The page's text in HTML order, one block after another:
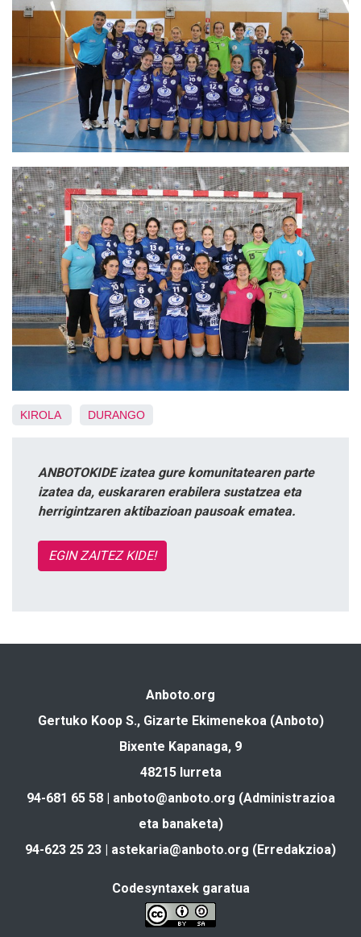
KIROLA DURANGO
ANBOTOKIDE izatea gure komunitatearen parte
izatea da, euskararen erabilera sustatzea eta
herrigintzaren aktibazioan pausoak ematea.
EGIN ZAITEZ KIDE!
Anboto.org
Gertuko Koop S., Gizarte Ekimenekoa (Anboto)
Bixente Kapanaga, 9
48215 Iurreta
94-681 65 58 | anboto@anboto.org (Administrazioa
eta banaketa)
94-623 25 23 | astekaria@anboto.org (Erredakzioa)
Codesyntaxek garatua